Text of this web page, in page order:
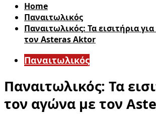
Home
Παναιτωλικός
Παναιτωλικός: Τα εισιτήρια
τον Asteras Aktor
Παναιτωλικός
Παναιτωλικός: Τα
τον αγώνα με τον